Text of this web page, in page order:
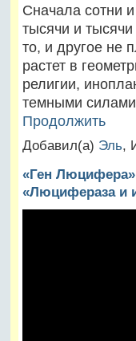
Сначала сотни
тысячи и
то, и другое не
растет в
религии,
темными
Продолжить
Добавил(а) Эль,
«Ген
«Люцифераза и